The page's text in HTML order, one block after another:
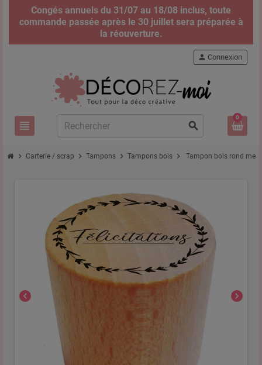
Congés annuels du 31/07 au 18/08 inclus, toute
commande passée après le 30 juillet sera préparée à
la réouverture.
view_headline search
person Connexion
0
chevron_right Carterie / scrap chevron_right Tampons chevron_right Tampons bois chevron_right Tampon bois rond
chevron_left chevron_right